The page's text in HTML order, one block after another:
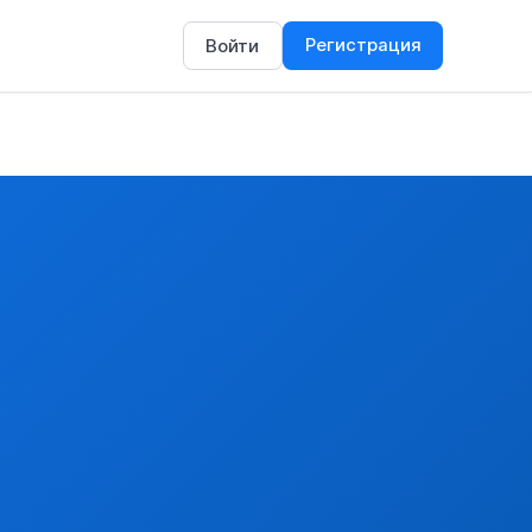
по форме, утвержденной Решением Коллегии ЕЭК от 16
N 95
лицензий на экспорт или импорт товаров, в том
Войти Регистрация